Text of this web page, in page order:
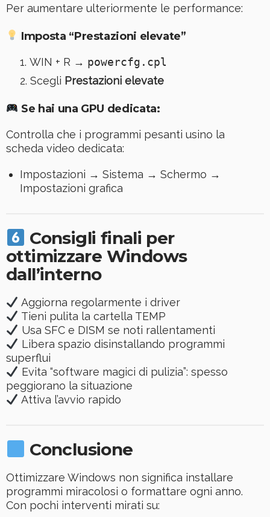
Per aumentare ulteriormente le performance:
Imposta “Prestazioni elevate”
WIN + R → powercfg.cpl
Scegli Prestazioni elevate
Se hai una GPU dedicata:
Controlla che i programmi pesanti usino la
scheda video dedicata:
Impostazioni → Sistema → Schermo →
Impostazioni grafica
Consigli finali per
ottimizzare Windows
dall’interno
Aggiorna regolarmente i driver
Tieni pulita la cartella TEMP
Usa SFC e DISM se noti rallentamenti
Libera spazio disinstallando programmi
superflui
Evita “software magici di pulizia”: spesso
peggiorano la situazione
Attiva l’avvio rapido
Conclusione
Ottimizzare Windows non significa installare
programmi miracolosi o formattare ogni anno.
Con pochi interventi mirati su: